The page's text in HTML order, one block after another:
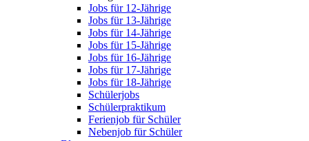
Jobs für 12-Jährige
Jobs für 13-Jährige
Jobs für 14-Jährige
Jobs für 15-Jährige
Jobs für 16-Jährige
Jobs für 17-Jährige
Jobs für 18-Jährige
Schülerjobs
Schülerpraktikum
Ferienjob für Schüler
Nebenjob für Schüler